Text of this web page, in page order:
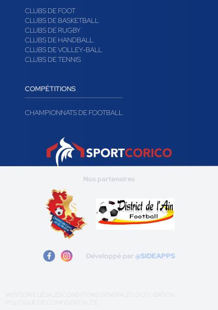
CLUBS DE FOOT
CLUBS DE BASKETBALL
CLUBS DE RUGBY
CLUBS DE HANDBALL
CLUBS DE VOLLEY-BALL
CLUBS DE TENNIS
COMPÉTITIONS
CHAMPIONNATS DE FOOTBALL
Nos partenaires
Développé par @SIDEAPPS
MENTIONS LÉGALES
CONDITIONS GÉNÉRALES D'UTILISATION
POLITIQUE DE CONFIDENTIALITÉ